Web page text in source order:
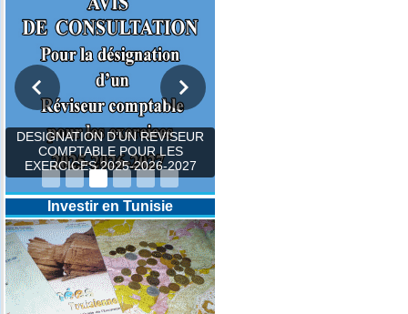
DESIGNATION D’UN REVISEUR
COMPTABLE POUR LES
EXERCICES 2025-2026-2027
Investir en Tunisie